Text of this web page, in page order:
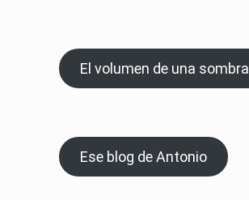
El volumen de una sombra
Ese blog de Antonio